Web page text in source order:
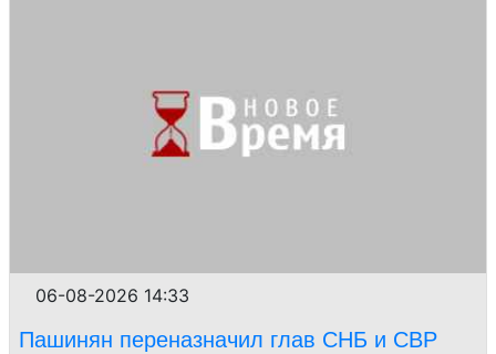
06-08-2026 14:33
Пашинян переназначил глав СНБ и СВР